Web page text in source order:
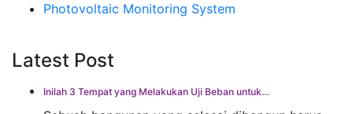
Photovoltaic Monitoring System
Latest Post
Inilah 3 Tempat yang Melakukan Uji Beban untuk…